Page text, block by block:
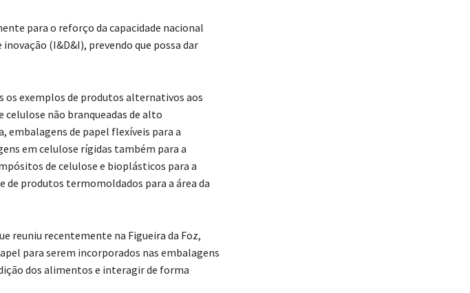
para o reforço da capacidade nacional
(I&D&I), prevendo que possa dar
os exemplos de produtos alternativos aos
não branqueadas de alto
de papel flexíveis para a
em celulose rígidas também para a
de celulose e bioplásticos para a
de produtos termomoldados para a área da
reuniu recentemente na Figueira da Foz,
para serem incorporados nas embalagens
dos alimentos e interagir de forma